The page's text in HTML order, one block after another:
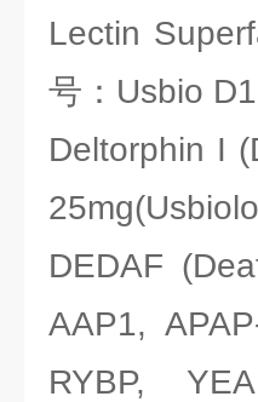
Lectin
号：Usbio
Deltorphin I
DEDAF
AAP1,
RYBP,